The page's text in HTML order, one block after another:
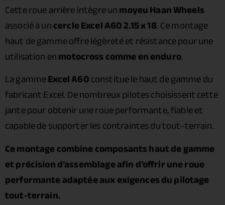
Cette roue arrière intègre unmoyeu Haan Wheels
associé à uncercle Excel A60 2.15 x 18. Ce montage
haut de gamme offre légèreté et résistance pour une
utilisation enmotocross comme en enduro.
La gammeExcel A60constitue le haut de gamme du
fabricant Excel. De nombreux pilotes choisissent cette
jante pour obtenir une roue performante, fiable et
capable de supporter les contraintes du tout-terrain.
Ce montage combine composants haut de gamme
et précision d’assemblage afin d’offrir une roue
performante adaptée aux exigences du pilotage
tout-terrain.